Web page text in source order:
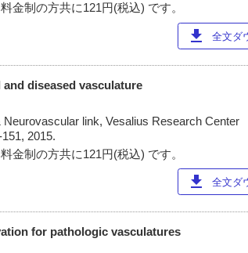
金制の方共に121円(税込) です。
download 全文ダ
diseased vasculature
link, Vesalius Research Center
151, 2015.
金制の方共に121円(税込) です。
download 全文ダ
for pathologic vasculatures